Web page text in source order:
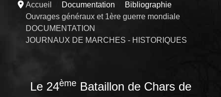
Accueil Documentation
Bibliographie
Ouvrages généraux et 1ère guerre mondiale
DOCUMENTATION
JOURNAUX DE MARCHES - HISTORIQUES
Le 24èmeBataillon de Chars de